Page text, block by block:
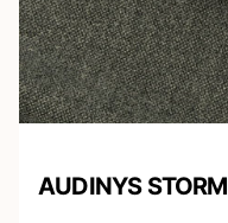
AUDINYS STORM